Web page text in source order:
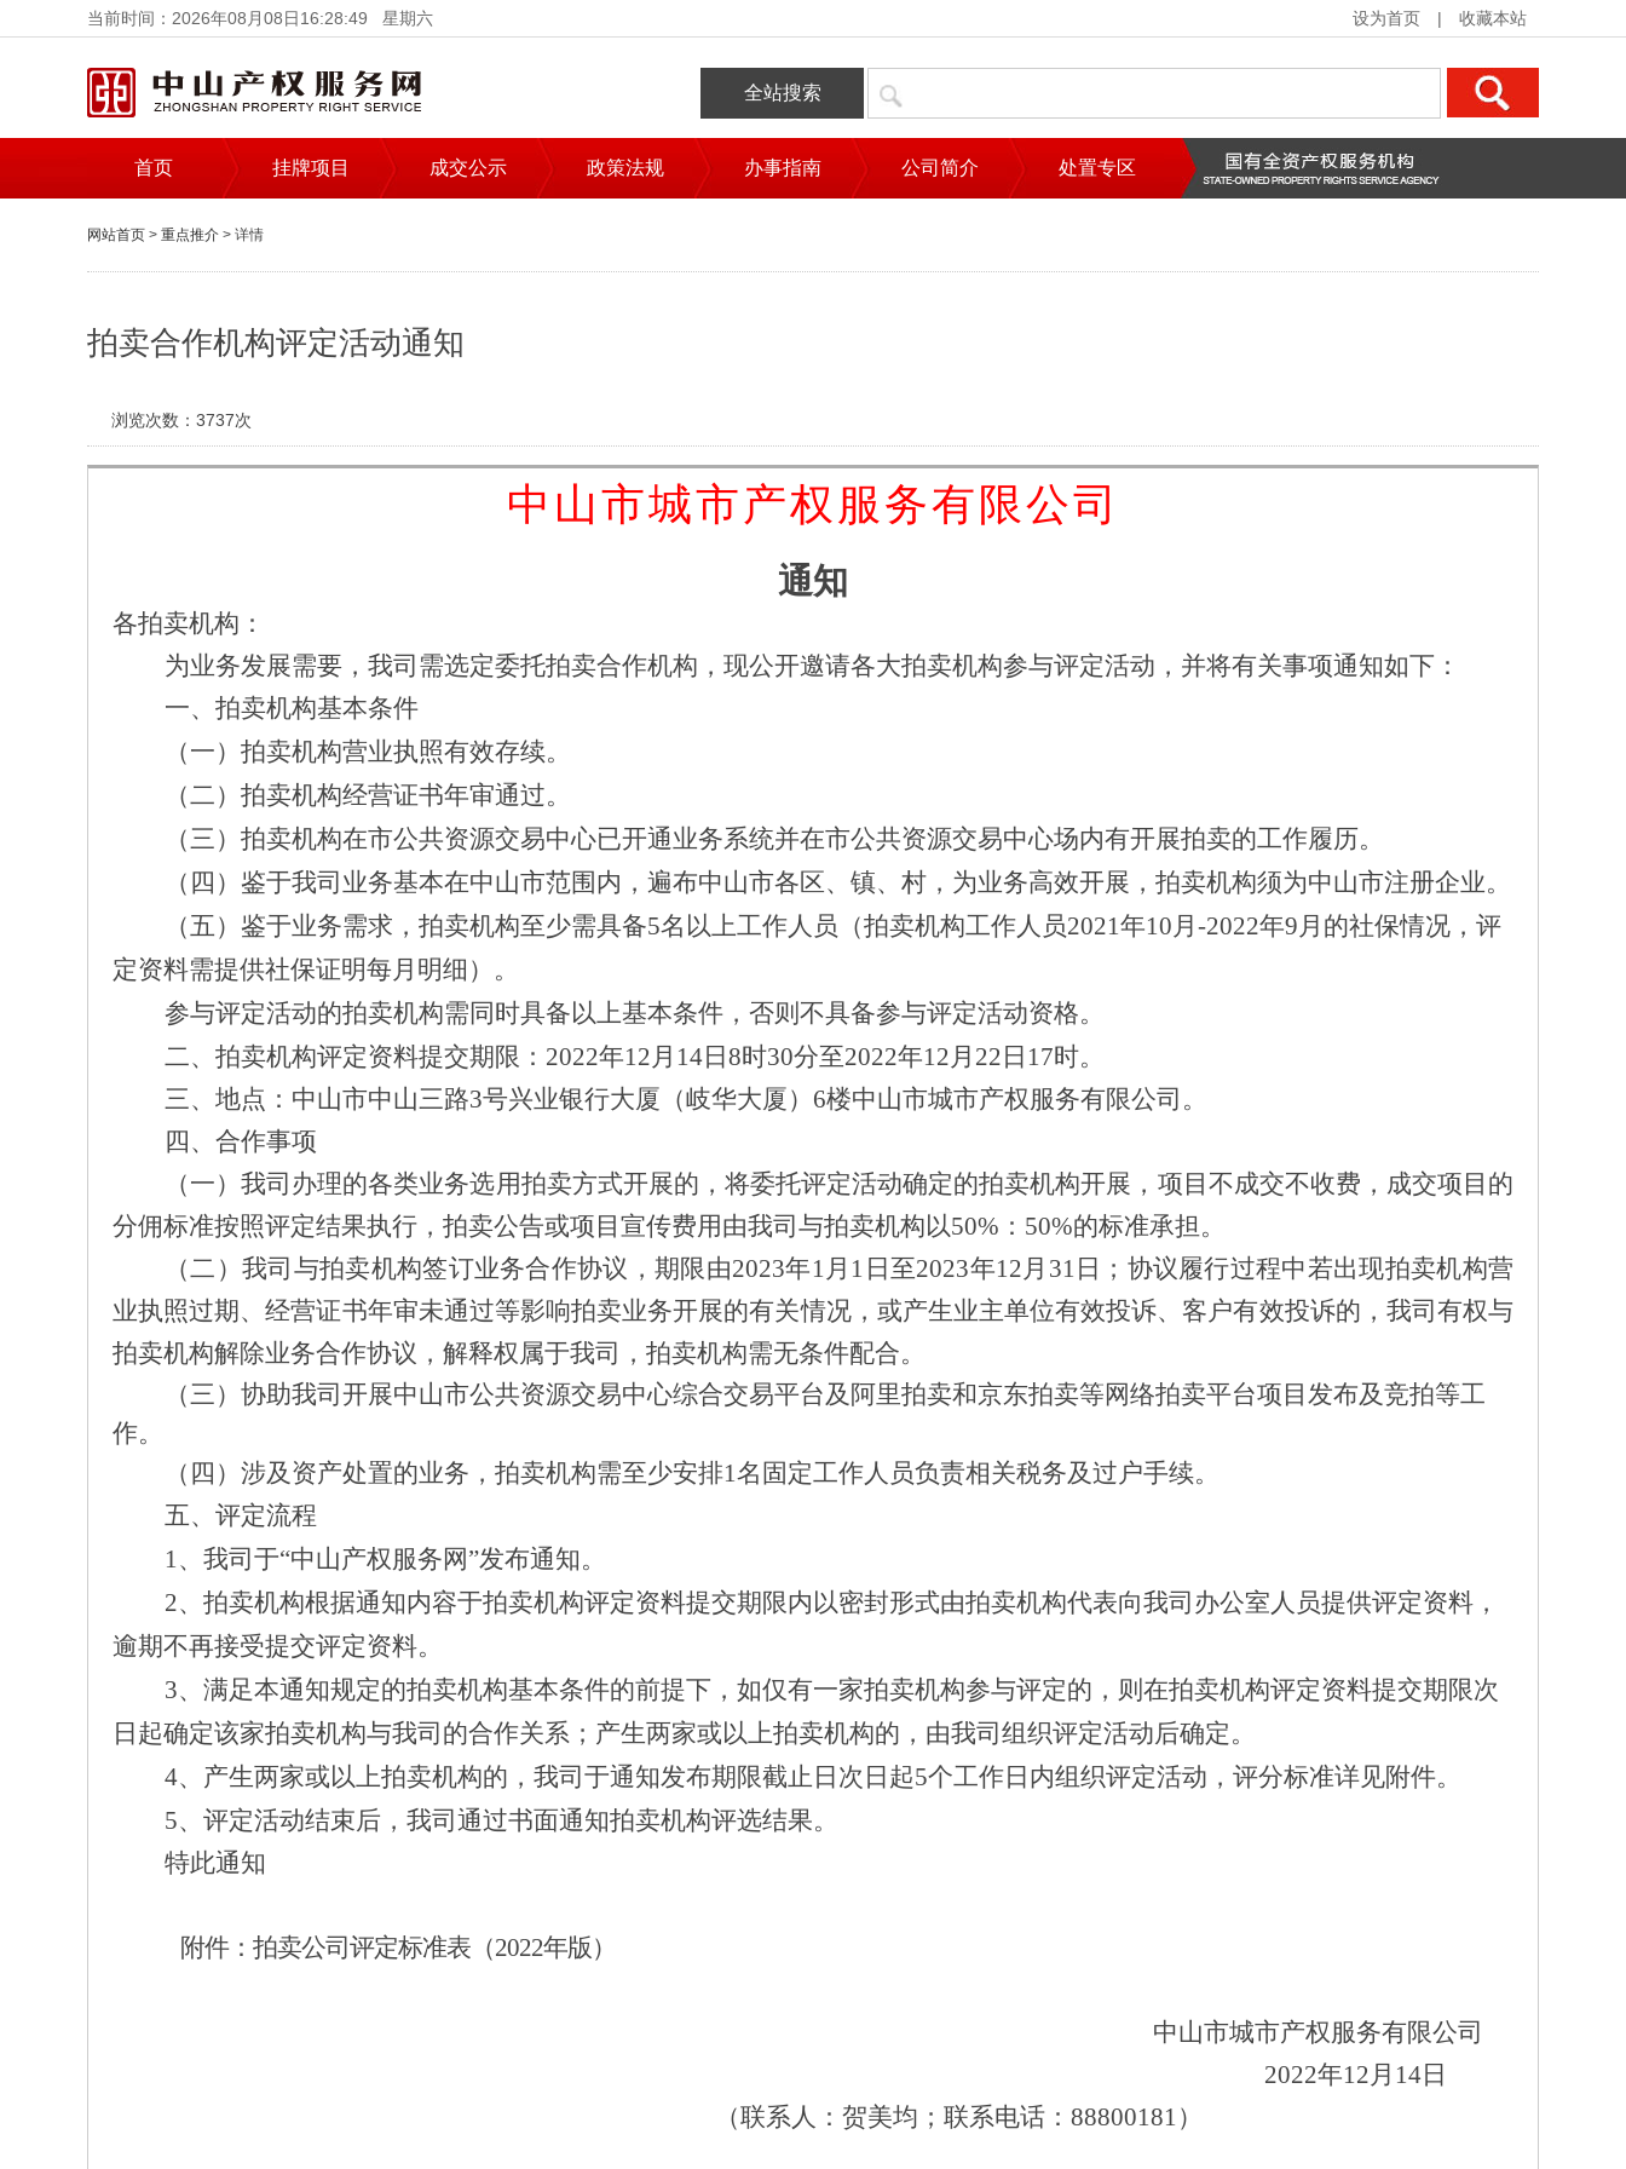
当前时间：2026年08月08日16:28:49 星期六 设为首页 | 收藏本站
全站搜索
首页 挂牌项目 成交公示 政策法规 办事指南 公司简介 处置专区
网站首页 > 重点推介 > 详情
拍卖合作机构评定活动通知
浏览次数： 3737次
中山市城市产权服务有限公司
通知
各拍卖机构：
为业务发展需要，我司需选定委托拍卖合作机构 ， 现公开邀请各大拍卖机构参与评定活动 ， 并将有关事项通知如下：
一、 拍卖机构基本条件
（一） 拍卖机构营业执照有效存续。
（二） 拍卖机构经营证书年审通过。
（三） 拍卖机构在市公共资源交易中心已开通业务系统并在市公共资源交易中心场内有开展拍卖的工作履历。
（四） 鉴于我司 业务基本在中山市范围内，遍布中山市各区、镇、村，为业务高效开展，拍卖机构须为中山市注册企业。
（五） 鉴于业务需求，拍卖机构至少需具备5名以上工作人员（拍卖机构工作人员2021年10月-2022年9月的社保情况 ，评
定资料需提供社保证明每月明细 ）。
参与评定活动的拍卖机构需同时具备以上基本条件，否则不具备参与评定活动资格。
二、拍卖机构评定资料提交期限： 2022年12月14日8时30分至2022年12月22日17时。
三、地点：中山市中山三路3号兴业银行大厦（岐华大厦）6楼中山市城市产权服务有限公司 。
四、 合作事项
（一）我司办理的各类业务选用拍卖方式开展的，将委托评定活动确定的拍卖机构开展，项目不成交不收费，成交项目的
分佣标准按照评定结果执行，拍卖公告或项目宣传费用由我司与拍卖机构以50%：50%的标准承担 。
（二）我司与拍卖机构签订业务合作协议，期限由2023年1月1日至2023年12月31日；协议履行过程中若出现拍卖机构营
业执照过期、经营证书年审未通过等影响拍卖业务开展的有关情况，或产生业主单位有效投诉、客户有效投诉的，我司有权与
拍卖机构解除业务合作协议，解释权属于我司，拍卖机构需无条件配合。
（三） 协助我司开展中山市公共资源交易中心综合交易平台及阿里拍卖和京东拍卖等网络拍卖平台项目发布及竞拍等工
作。
（ 四 ） 涉及资产处置的业务，拍卖机构需至少安排1名 固定工作人员负责相关税务及过户手续。
五、评定流程
1、我司于“中山产权服务网”发布通知。
2、 拍卖机构根据通知内容于拍卖机构评定资料提交期限内 以密封形式由拍卖机构代表向我司办公室人员提供评定资料，
逾期不再接受提交评定资料。
3、 满足本通知规定的拍卖机构基本条件的前提下， 如仅有一家拍卖机构参与评定的， 则在拍卖机构评定资料提交期限次
日起确定该家拍卖机构与我司的合作关系；产生两家或以上拍卖机构的，由我司组织评定活动后确定。
4、 产生两家或以上拍卖机构的， 我司于通知发布期限截止日次日起5个工作日内组织评定活动，评分标准详见附件。
5、评定活动结束后， 我司通过书面通知拍卖机构评选结果。
特此通知
附件：拍卖公司评定标准表 （2022年版）
中山市城市产权服务有限公司
2022年12月 14日
（联系人： 贺美均； 联系电话： 88800181）